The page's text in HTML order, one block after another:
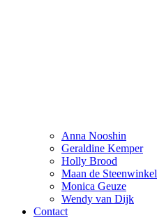
Anna Nooshin
Geraldine Kemper
Holly Brood
Maan de Steenwinkel
Monica Geuze
Wendy van Dijk
Contact